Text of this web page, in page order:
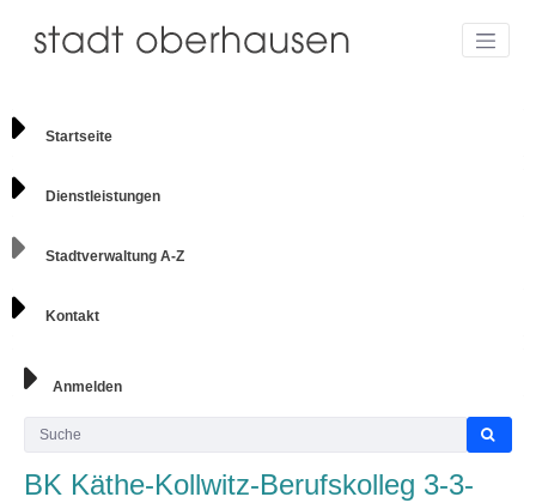
Startseite
Dienstleistungen
Stadtverwaltung A-Z
Kontakt
Anmelden
BK Käthe-Kollwitz-Berufskolleg 3-3-